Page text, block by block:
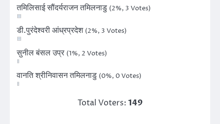
तमिलिसाई सौंदर्यराजन तमिलनाडु (2%, 3 Votes)
डी.पुरंदेश्वरी आंध्रप्रदेश (2%, 3 Votes)
सुनील बंसल उप्र (1%, 2 Votes)
वानति श्रीनिवासन तमिलनाडु (0%, 0 Votes)
Total Voters: 149